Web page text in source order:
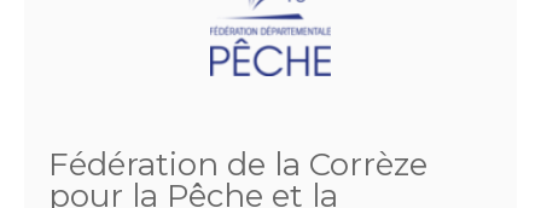
Fédération de la Corrèze
pour la Pêche et la